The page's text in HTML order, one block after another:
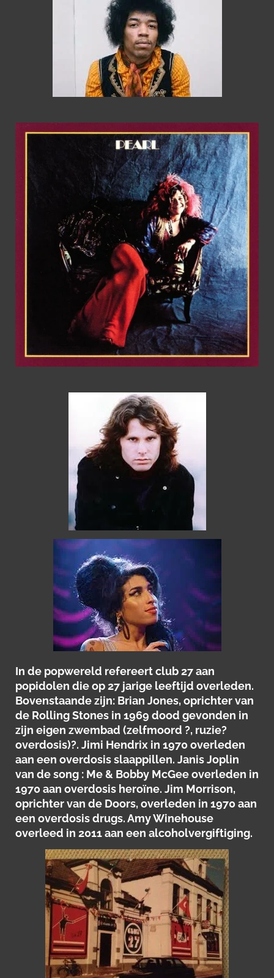
In de popwereld refereert club 27 aan
popidolen die op 27 jarige leeftijd overleden.
Bovenstaande zijn: Brian Jones, oprichter van
de Rolling Stones in 1969 dood gevonden in
zijn eigen zwembad (zelfmoord ?, ruzie?
overdosis)?. Jimi Hendrix in 1970 overleden
aan een overdosis slaappillen. Janis Joplin
van de song : Me & Bobby McGee overleden in
1970 aan overdosis heroïne. Jim Morrison,
oprichter van de Doors, overleden in 1970 aan
een overdosis drugs. Amy Winehouse
overleed in 2011 aan een alcoholvergiftiging.